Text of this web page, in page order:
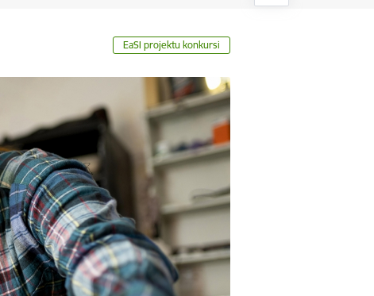
EaSI projektu konkursi